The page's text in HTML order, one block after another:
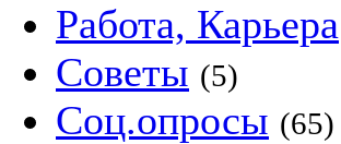
Работа, Карьера
Советы (5)
Соц.опросы (65)